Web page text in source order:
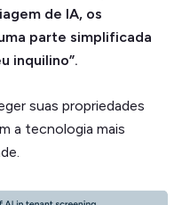
de IA, os
parte simplificada
inquilino”.
suas propriedades
a tecnologia mais